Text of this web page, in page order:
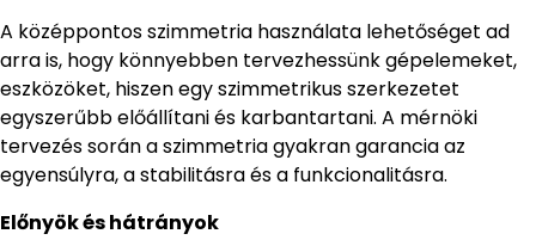
A középpontos szimmetria használata lehetőséget ad
arra is, hogy könnyebben tervezhessünk gépelemeket,
eszközöket, hiszen egy szimmetrikus szerkezetet
egyszerűbb előállítani és karbantartani. A mérnöki
tervezés során a szimmetria gyakran garancia az
egyensúlyra, a stabilitásra és a funkcionalitásra.
Előnyök és hátrányok